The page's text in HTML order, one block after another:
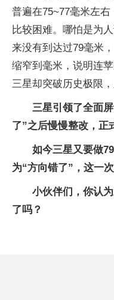
普遍在75~77毫米左
比较困难。哪怕是为
来没有到达过79毫米
缩窄到毫米，说明连
三星却突破历史极限
三星引领了全面
了”之后慢慢整改，正
如今三星又要做
为“方向错了”，这一
小伙伴们，你认
了吗？